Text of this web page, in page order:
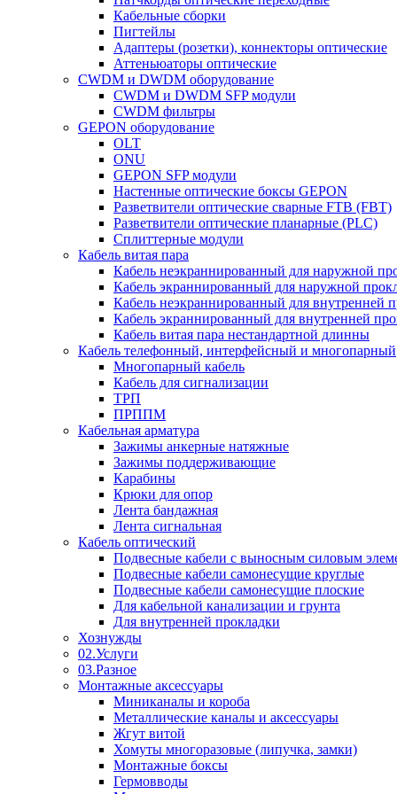
Кабельные сборки
Пигтейлы
Адаптеры (розетки), коннекторы оптические
Аттеньюаторы оптические
CWDM и DWDM оборудование
CWDM и DWDM SFP модули
CWDM фильтры
GEPON оборудование
OLT
ONU
GEPON SFP модули
Настенные оптические боксы GEPON
Разветвители оптические сварные FTB (FBT)
Разветвители оптические планарные (PLC)
Сплиттерные модули
Кабель витая пара
Кабель неэкраннированный для наружной
Кабель экраннированный для наружной
Кабель неэкраннированный для внутренней
Кабель экраннированный для внутренней
Кабель витая пара нестандартной длинны
Кабель телефонный, интерфейсный и многопарный
Многопарный кабель
Кабель для сигнализации
ТРП
ПРППМ
Кабельная арматура
Зажимы анкерные натяжные
Зажимы поддерживающие
Карабины
Крюки для опор
Лента бандажная
Лента сигнальная
Кабель оптический
Подвесные кабели с выносным силовым
Подвесные кабели самонесущие круглые
Подвесные кабели самонесущие плоские
Для кабельной канализации и грунта
Для внутренней прокладки
Хознужды
02.Услуги
03.Разное
Монтажные аксессуары
Миниканалы и короба
Металлические каналы и аксессуары
Жгут витой
Хомуты многоразовые (липучка, замки)
Монтажные боксы
Гермовводы